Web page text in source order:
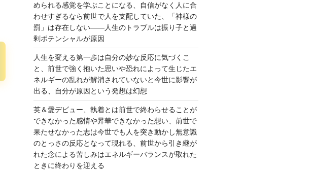
められる感覚を学ぶことになる、自信がなく人に合
わせすぎるなら前世で人を支配していた、「神様の
罰」は存在しない――人生のトラブルは振り子と過
剰ポテンシャルが原因
人生を変える第一歩は自分の妙な反応に気づくこ
と、前世で強く抱いた思いや恐れによって生じたエ
ネルギーの乱れが解消されていないと今世に影響が
出る、自分が原因という発想は幻想
英＆愛デビュー、執着とは前世で終わらせることが
できなかった感情や昇華できなかった想い、前世で
果たせなかった志は今世でも人を突き動かし無意識
のとっさの反応となって現れる、前世から引き継が
れた念による苦しみはエネルギーバランスが取れた
ときに終わりを迎える